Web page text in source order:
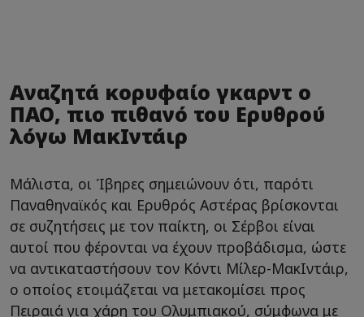
Αναζητά κορυφαίο γκαρντ ο
ΠΑΟ, πιο πιθανό του Ερυθρού
λόγω ΜακΙντάιρ
Μάλιστα, οι Ίβηρες σημειώνουν ότι, παρότι
Παναθηναϊκός και Ερυθρός Αστέρας βρίσκονται
σε συζητήσεις με τον παίκτη, οι Σέρβοι είναι
αυτοί που φέρονται να έχουν προβάδισμα, ώστε
να αντικαταστήσουν τον Κόντι Μίλερ-ΜακΙντάιρ,
ο οποίος ετοιμάζεται να μετακομίσει προς
Πειραιά για χάρη του Ολυμπιακού, σύμφωνα με